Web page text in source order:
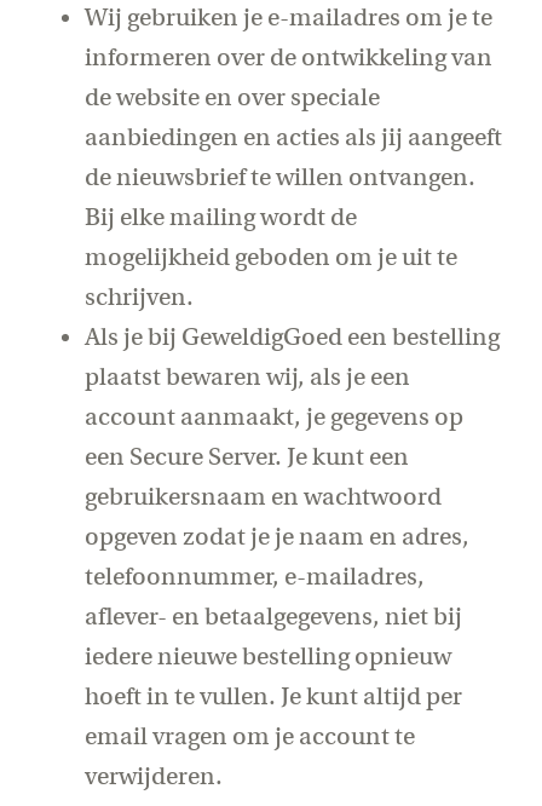
Wij gebruiken je e-mailadres om je te
informeren over de ontwikkeling van
de website en over speciale
aanbiedingen en acties als jij aangeeft
de nieuwsbrief te willen ontvangen.
Bij elke mailing wordt de
mogelijkheid geboden om je uit te
schrijven.
Als je bij GeweldigGoed een bestelling
plaatst bewaren wij, als je een
account aanmaakt, je gegevens op
een Secure Server. Je kunt een
gebruikersnaam en wachtwoord
opgeven zodat je je naam en adres,
telefoonnummer, e-mailadres,
aflever- en betaalgegevens, niet bij
iedere nieuwe bestelling opnieuw
hoeft in te vullen. Je kunt altijd per
email vragen om je account te
verwijderen.